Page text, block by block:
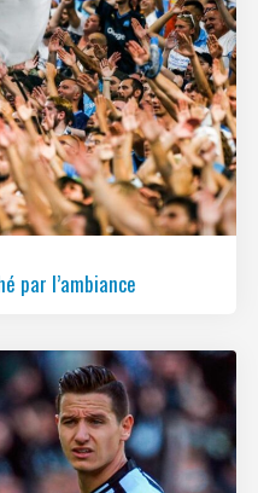
par l’ambiance